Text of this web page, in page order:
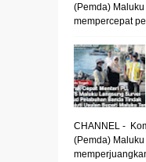
(Pemda)
mempercepat
CHANNEL -
(Pemda)